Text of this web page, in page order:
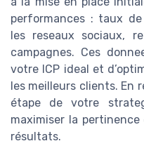
performances : taux
les reseaux sociaux,
campagnes. Ces
votre ICP ideal et
les meilleurs clients. En
étape de votre
maximiser la
résultats.